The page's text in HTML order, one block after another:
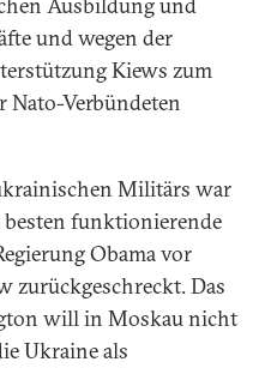
und wegen der
Kiews zum
Nato-Verbündeten
Militärs war
funktionierende
Obama vor
zurückgeschreckt. Das
will in Moskau nicht
Ukraine als